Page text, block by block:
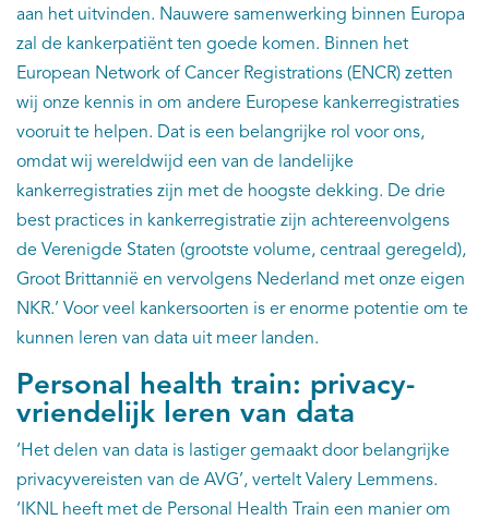
aan het uitvinden. Nauwere samenwerking binnen Europa
zal de kankerpatiënt ten goede komen. Binnen het
European Network of Cancer Registrations (ENCR) zetten
wij onze kennis in om andere Europese kankerregistraties
vooruit te helpen. Dat is een belangrijke rol voor ons,
omdat wij wereldwijd een van de landelijke
kankerregistraties zijn met de hoogste dekking. De drie
best practices in kankerregistratie zijn achtereenvolgens
de Verenigde Staten (grootste volume, centraal geregeld),
Groot Brittannië en vervolgens Nederland met onze eigen
NKR.’ Voor veel kankersoorten is er enorme potentie om te
kunnen leren van data uit meer landen.
Personal health train: privacy-
vriendelijk leren van data
‘Het delen van data is lastiger gemaakt door belangrijke
privacyvereisten van de AVG’, vertelt Valery Lemmens.
‘IKNL heeft met de Personal Health Train een manier om